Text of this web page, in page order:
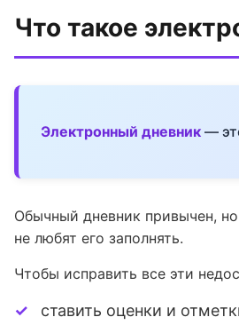
Что такое
Электронный дневник —
Обычный дневник привычен,
не любят его заполнять.
Чтобы исправить все эти
ставить оценки и